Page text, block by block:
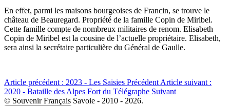
En effet, parmi les maisons bourgeoises de Francin, se trouve le
château de Beauregard. Propriété de la famille Copin de Miribel.
Cette famille compte de nombreux militaires de renom. Elisabeth
Copin de Miribel est la cousine de l’actuelle propriétaire. Elisabeth,
sera ainsi la secrétaire particulière du Général de Gaulle.
Article précédent : 2023 - Les Saisies PrécédentArticle suivant :
2020 - Bataille des Alpes Fort du Télégraphe Suivant
© Souvenir Français Savoie - 2010 - 2026.